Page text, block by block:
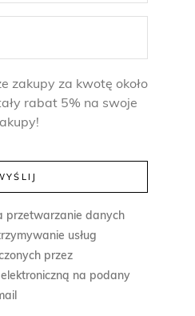
zakupy za kwotę około
rabat 5% na swoje
przetwarzanie danych
usług
przez
na podany